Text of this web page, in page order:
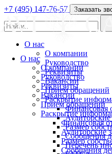
О нас
О компании
Руководство
Реквизиты
Вакансии
Прием обращений
Раскрытие
Финансовая
Аудиторские
Размер
Сообщения
+7 (495) 147-76-57 Заказать
О нас
О компании
Руководство
Реквизиты
Вакансии
Прием обращений
Раскрытие
Финансовая
Размер
Сообщения
Перечень